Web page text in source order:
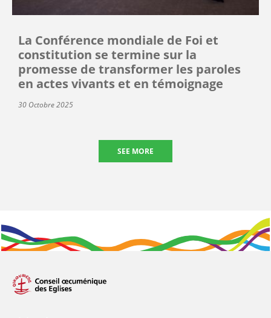
La Conférence mondiale de Foi et
constitution se termine sur la
promesse de transformer les paroles
en actes vivants et en témoignage
30 Octobre 2025
SEE MORE